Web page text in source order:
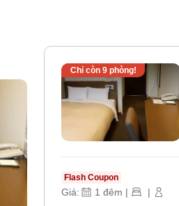
Chỉ còn 9phòng!
Flash Coupon
Giá: 1 đêm | |